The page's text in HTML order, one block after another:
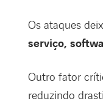
Os ataques
serviço,
Outro fator
reduzindo